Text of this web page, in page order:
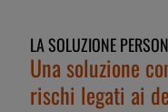
LA SOLUZIONE
Una soluzione
rischi legati ai